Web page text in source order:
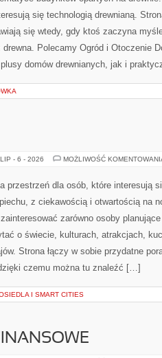
się technologią drewnianą.
się wtedy, gdy ktoś zaczyna
Polecamy Ogród i Otoczenie
domów drewnianych, jak i
LIP - 6 - 2026 MOŻLIWOŚĆ
przestrzeń dla osób, które interesują
z ciekawością i otwartością na
zarówno osoby
o świecie, kulturach, atrakcjach,
Strona łączy w sobie przydatne
czemu można tu znaleźć […]
I SMART CITIES